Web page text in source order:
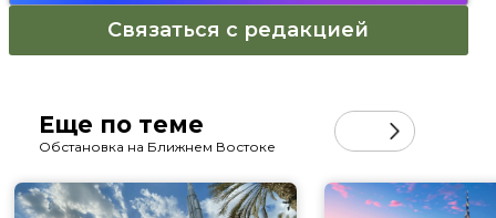
Связаться с редакцией
Еще по теме
Обстановка на Ближнем Востоке